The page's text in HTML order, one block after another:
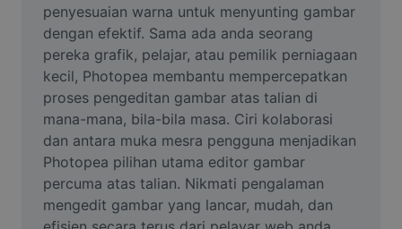
Face Cutout
Alih keluar latar video
Pertingkat kualiti
Editor Video
penyesuaian warna untuk menyunting gambar
dengan efektif. Sama ada anda seorang
pereka grafik, pelajar, atau pemilik perniagaan
kecil, Photopea membantu mempercepatkan
proses pengeditan gambar atas talian di
mana-mana, bila-bila masa. Ciri kolaborasi
dan antara muka mesra pengguna menjadikan
Photopea pilihan utama editor gambar
percuma atas talian. Nikmati pengalaman
mengedit gambar yang lancar, mudah, dan